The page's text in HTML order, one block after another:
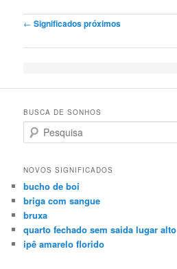
Post navigation
← Significados próximos
BUSCA DE SONHOS
Search
NOVOS SIGNIFICADOS
bucho de boi
briga com sangue
bruxa
quarto fechado sem saida lugar alto
ipê amarelo florido